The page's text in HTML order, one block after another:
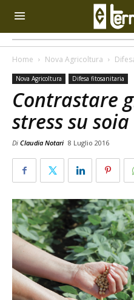
Home Nova Agricoltura
Nova Agricoltura Difesa fitosanitaria
Contrastare
stress su soia
Di Claudia Notari 8 Luglio 2016